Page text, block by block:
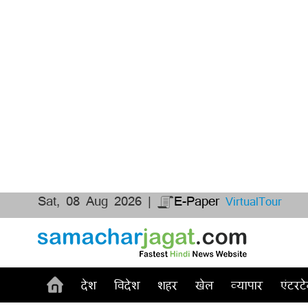
Sat, 08 Aug 2026 | E-Paper VirtualTour
देश विदेश शहर खेल व्यापार